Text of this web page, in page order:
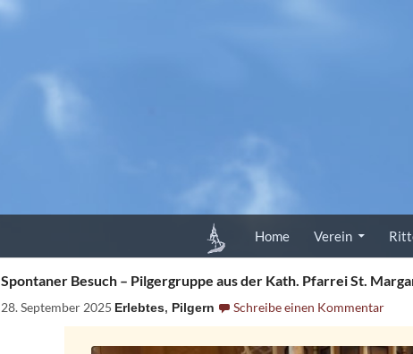
Zum Inhalt springen
Home Verein
Spontaner Besuch – Pilgergruppe aus der Kath. Pfarrei St.
28. September 2025 Erlebtes, Pilgern Schreibe einen Kommentar